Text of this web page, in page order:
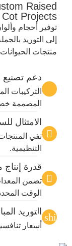
Raised
Cot Projects
توفير أحجام
إلى التوريد
منتجات الحيوانات
دعم تصنيع
التركيبات
المصممة
الامتثال
تفي
التنظيمية.
قدرة
تضمن
الوقت
التوريد
أسعار